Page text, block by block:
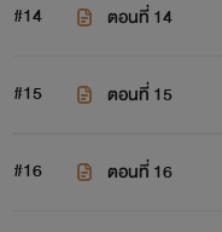
#14 ตอนที่ 14
#15 ตอนที่ 15
#16 ตอนที่ 16